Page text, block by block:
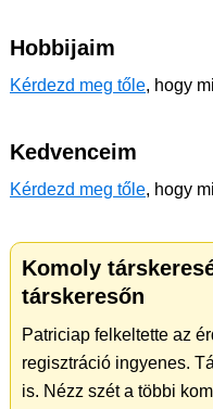
Hobbijaim
Kérdezd meg tőle, hogy
Kedvenceim
Kérdezd meg tőle, hogy
Komoly
társkeresőn
Patriciap felkeltette az
regisztráció ingyenes.
is. Nézz szét a többi